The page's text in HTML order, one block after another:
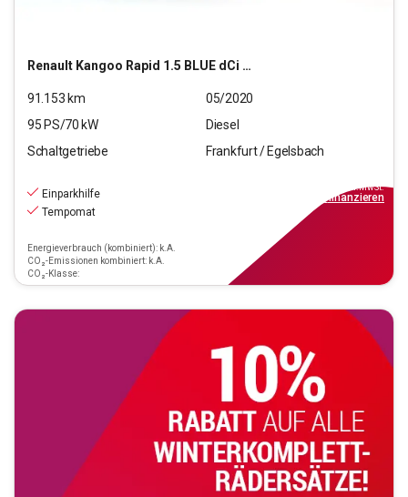
Renault Kangoo Rapid 1.5 BLUE dCi 95 FAP Maxi Extra (EURO
91.153 km
05/2020
95 PS/70 kW
Diesel
Schaltgetriebe
Frankfurt / Egelsbach
Einparkhilfe
Tempomat
Energieverbrauch (kombiniert): k.A.
CO₂-Emissionen kombiniert: k.A.
CO₂-Klasse:
inkl.MwSt.
finanzieren